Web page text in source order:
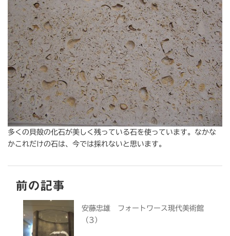
多くの貝殻の化石が美しく残っている石を使っています。なかな
かこれだけの石は、今では採れないと思います。
前の記事
安藤忠雄 フォートワース現代美術館
（3）